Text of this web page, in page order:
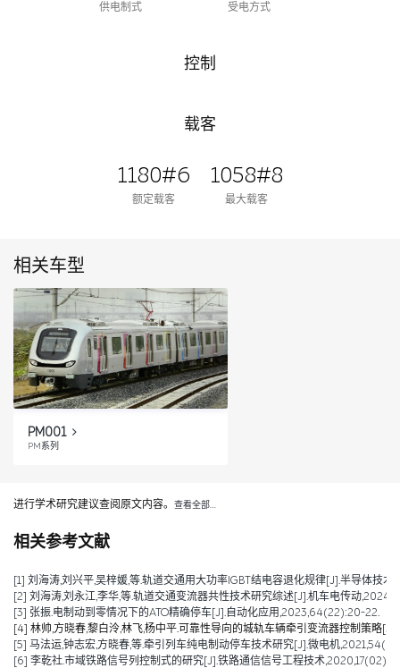
供电制式 受电方式
控制
载客
1180#6
额定载客
1058#8
最大载客
相关车型
PM001
PM系列
进行学术研究建议查阅原文内容。 查看全部…
相关参考文献
[1] 刘海涛,刘兴平,吴梓媛,等.轨道交通用大功率IGBT结电容退化规律[J].半导体技
[2] 刘海涛,刘永江,李华,等.轨道交通变流器共性技术研究综述[J].机车电传动
[3] 张振.电制动到零情况下的ATO精确停车[J].自动化应用,2023,64(22):20-22.
[4] 林帅,方晓春,黎白泠,林飞,杨中平.可靠性导向的城轨车辆牵引变流器控制策略
[5] 马法运,钟志宏,方晓春,等.牵引列车纯电制动停车技术研究[J].微电机
[6] 李乾社.市域铁路信号列控制式的研究[J].铁路通信信号工程技术